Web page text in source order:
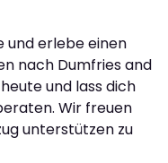
und erlebe einen
nach Dumfries and
und lass dich
Wir freuen
unterstützen zu